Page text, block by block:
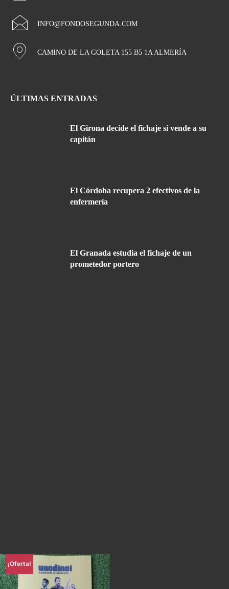
INFO@FONDOSEGUNDA.COM
CAMINO DE LA GOLETA 155 B5 1A ALMERÍA
ÚLTIMAS ENTRADAS
El Girona decide el fichaje si vende a su
capitán
El Córdoba recupera 2 efectivos de la
enfermería
El Granada estudia el fichaje de un
prometedor portero
¡Oferta!